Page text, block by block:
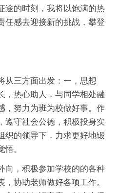
途的时刻，我将以饱满的热
任感去迎接新的挑战，攀登
从三方面出发：一，思想
，热心助人，与同学相处融
，努力为班为校做好事。作
遵守社会公德，积极投身实
织的领导下，力求更好地锻
。
向，积极参加学校的的各种
协助老师做好各项工作。